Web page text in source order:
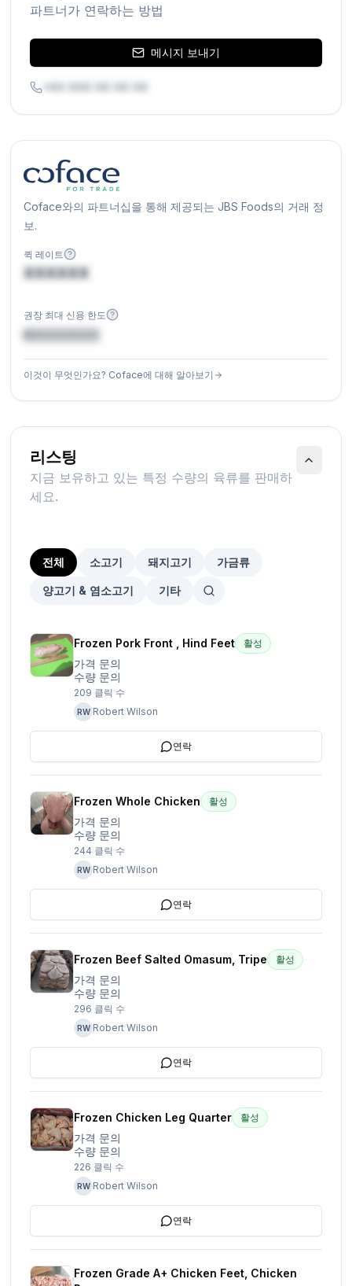
파트너가 연락하는 방법
메시지 보내기
리스팅
지금 보유하고 있는 특정 수량의 육류를 판매하
세요.
전체 소고기 돼지고기 가금류
양고기 & 염소고기 기타
Frozen Pork Front , Hind Feet 활성
가격 문의
수량 문의
209 클릭 수
RW Robert Wilson
연락
Frozen Whole Chicken 활성
가격 문의
수량 문의
244 클릭 수
RW Robert Wilson
연락
Frozen Beef Salted Omasum, Tripe 활성
가격 문의
수량 문의
296 클릭 수
RW Robert Wilson
연락
Frozen Chicken Leg Quarter 활성
가격 문의
수량 문의
226 클릭 수
RW Robert Wilson
연락
Frozen Grade A+ Chicken Feet, Chicken
Coface와의 파트너십을 통해 제공되는 JBS Foods의 거래 정
보.
퀵 레이트
XXXXXX
권장 최대 신용 한도
€XXXXXX
이것이 무엇인가요? Coface에 대해 알아보기